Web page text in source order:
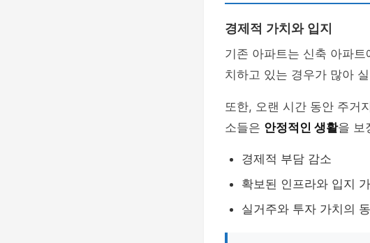
경제적 가치와 입지
기존 아파트는 신축 아파트
치하고 있는 경우가 많아
또한, 오랜 시간 동안 주거
소들은 안정적인 생활을 보
경제적 부담 감소
확보된 인프라와 입지
실거주와 투자 가치의